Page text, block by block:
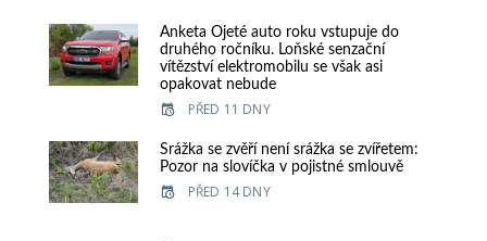
Anketa Ojeté auto roku vstupuje do
druhého ročníku. Loňské senzační
vítězství elektromobilu se však asi
opakovat nebude
PŘED 11 DNY
Srážka se zvěří není srážka se zvířetem:
Pozor na slovíčka v pojistné smlouvě
PŘED 14 DNY